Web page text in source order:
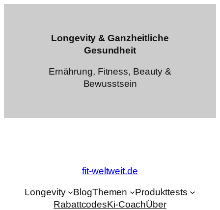
Longevity & Ganzheitliche
Gesundheit
Ernährung, Fitness, Beauty &
Bewusstsein
fit-weltweit.de
Longevity BlogThemen
Produkttests
RabattcodesKi-CoachÜber